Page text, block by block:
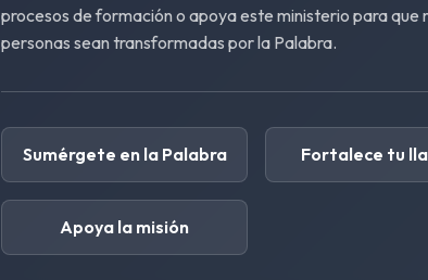
procesos de formación o apoya este ministerio para que
personas sean transformadas por la Palabra.
Sumérgete en la Palabra Fortalece tu
Apoya la misión